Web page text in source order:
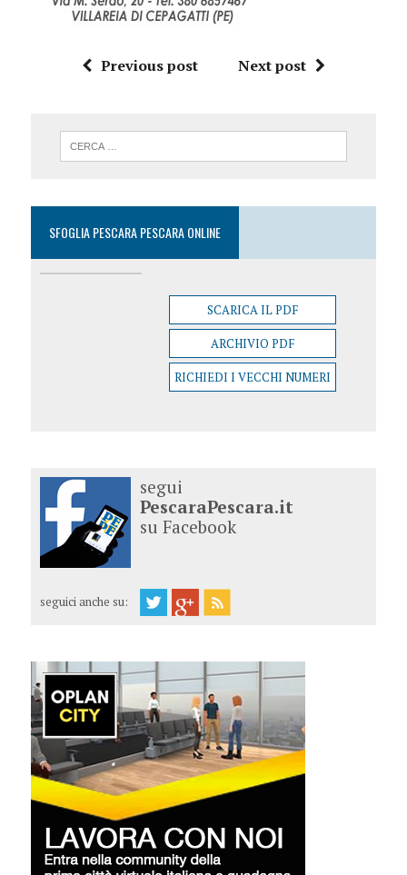
Previous post Next post
SFOGLIA PESCARA PESCARA ONLINE
SCARICA IL PDF
ARCHIVIO PDF
RICHIEDI I VECCHI NUMERI
segui
PescaraPescara.it
su Facebook
seguici anche su: